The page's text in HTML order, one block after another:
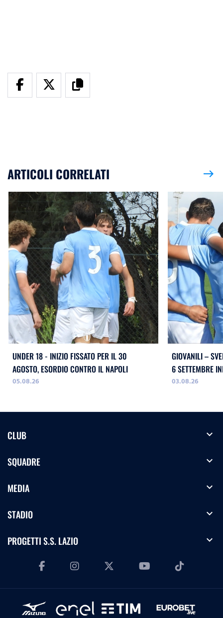
ARTICOLI CORRELATI east
UNDER 18 - INIZIO FISSATO PER IL 30
AGOSTO, ESORDIO CONTRO IL NAPOLI
05.08.26
GIOVANILI –
03.08.26
CLUB expand_more
SQUADRE expand_more
MEDIA expand_more
STADIO expand_more
PROGETTI S.S. LAZIO expand_more